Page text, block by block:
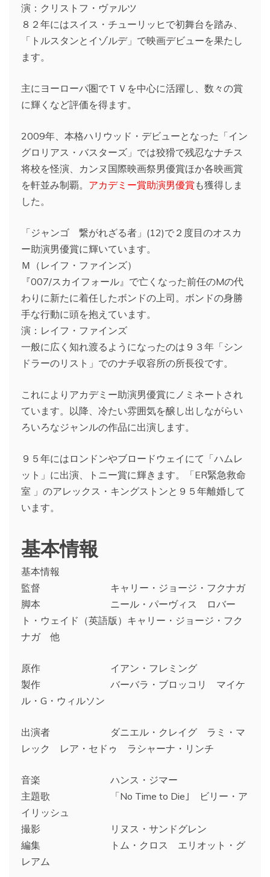
演：クリストフ・ヴァルツ
８２年にはスイス・チューリッヒで初舞台を踏み、
「トルスタンとイゾルデ」で映画デビューを果たし
ます。
主にヨーローパ圏でＴＶを中心に活躍し、数々の賞
に輝くなど評価を得ます。
2009年、本格ハリウッド・デビューとなった「イン
グロリアス・バスターズ」では狡猾で残忍なナチス
将校を怪演、カンヌ国際映画祭男優賞ほか各映画賞
を軒並み制覇。 アカデミー賞助演男優賞 も獲得しま
した。
「ジャンゴ 繋がれざる者」(12)で２度目のオスカ
ー助演男優賞に輝いています。
Ｍ（レイフ・ファインズ）
『007/スカイフォール』で亡くなった前任のMの代
わりに新たに着任したボンドの上司。ボンドの身勝
手な行動に頭を抱えています。
演：レイフ・ファインズ
一般に広く知れ渡るようになったのは９３年「シン
ドラーのリスト」でのナチ収容所の所長役です。
これによりアカデミー助演男優賞にノミネートされ
ています。以降、冷たい雰囲気を醸し出しながらい
ろいろなジャンルの作品に出演します。
９５年にはロンドンやブロードウェイにて「ハムレ
ット」に出演、トニー賞に輝きます。「ER緊急救命
室 」のアレックス・キングストンと９５年離婚して
います。
基本情報
基本情報
監督 キャリー・ジョージ・フクナガ
脚本 ニール・パーヴィス ロバー
ト・ウェイド（英語版）キャリー・ジョージ・フク
ナガ 他
原作 イアン・フレミング
製作 バーバラ・ブロッコリ マイケ
ル・G・ウィルソン
出演者 ダニエル・クレイグ ラミ・マ
レック レア・セドゥ ラシャーナ・リンチ
音楽 ハンス・ジマー
主題歌 「No Time to Die｣ ビリー・ア
イリッシュ
撮影 リヌス・サンドグレン
編集 トム・クロス エリオット・グ
レアム